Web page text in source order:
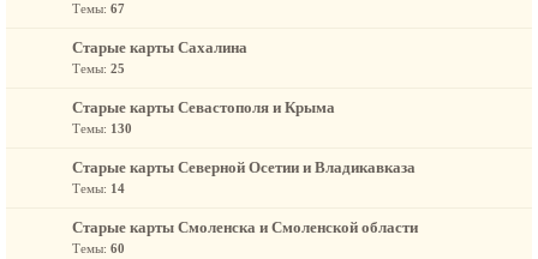
Темы: 67
Старые карты Сахалина
Темы: 25
Старые карты Севастополя и Крыма
Темы: 130
Старые карты Северной Осетии и Владикавказа
Темы: 14
Старые карты Смоленска и Смоленской области
Темы: 60